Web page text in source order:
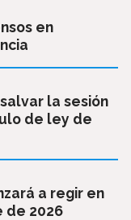
en
la sesión
de ley de
a regir en
de 2026